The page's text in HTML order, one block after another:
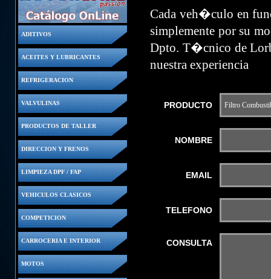
ADITIVOS
ACEITES Y LUBRICANTES
REFRIGERACION
VALVULINAS
PRODUCTOS DE TALLER
DIRECCION Y FRENOS
LIMPIEZA DPF / FAP
VEHICULOS CLASICOS
COMPETICION
CARROCERIA E INTERIOR
MOTOS
Cada veh�culo en
simplemente por su
Dpto. T�cnico de
nuestra experiencia
PRODUCTO
NOMBRE
EMAIL
TELEFONO
CONSULTA